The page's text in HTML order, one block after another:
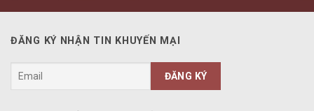
ĐĂNG KÝ NHẬN TIN KHUYẾN MẠI